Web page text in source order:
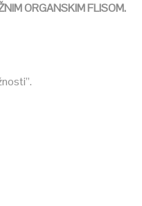
ORGANSKIM FLISOM.